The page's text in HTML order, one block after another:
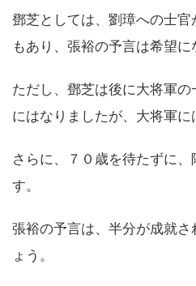
鄧芝としては、劉璋への士
もあり、張裕の予言は希望に
ただし、鄧芝は後に大将軍
にはなりましたが、大将軍に
さらに、７０歳を待たずに、
す。
張裕の予言は、半分が成就
ょう。